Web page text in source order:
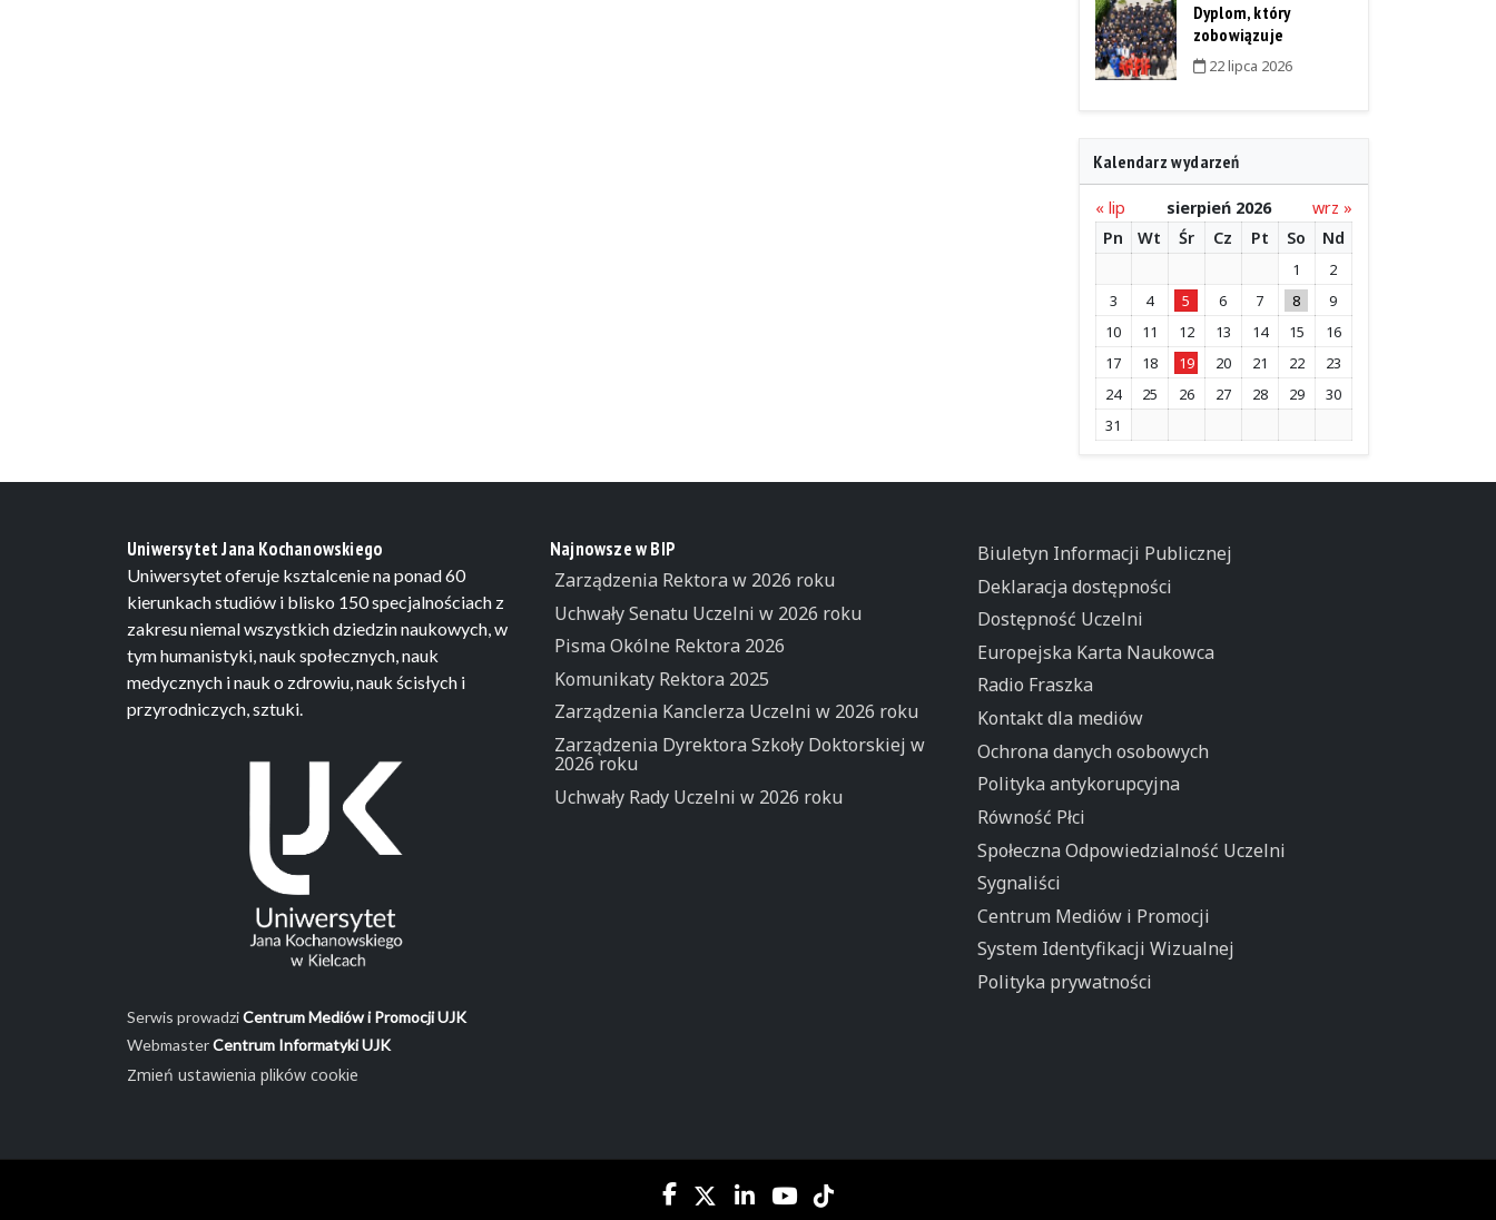
Dyplom, który
zobowiązuje
22 lipca 2026
Kalendarz wydarzeń
« lip sierpień 2026
wrz »
Pn
Wt Śr Cz Pt So Nd
1
2
3
4 5 6 7 8
9
10
11 12 13 14 15
16
17
18 19 20 21 22
23
24
25 26 27 28 29
30
31
Uniwersytet Jana Kochanowskiego
Uniwersytet oferuje ksztalcenie na ponad 60
kierunkach studiów i blisko 150 specjalnościach z
zakresu niemal wszystkich dziedzin naukowych, w
tym humanistyki, nauk społecznych, nauk
medycznych i nauk o zdrowiu, nauk ścisłych i
przyrodniczych, sztuki.
Serwis prowadziCentrum Mediów i Promocji UJK
WebmasterCentrum Informatyki UJK
Zmień ustawienia plików cookie
Najnowsze w BIP
Zarządzenia Rektora w 2026 roku
Uchwały Senatu Uczelni w 2026 roku
Pisma Okólne Rektora 2026
Komunikaty Rektora 2025
Zarządzenia Kanclerza Uczelni w 2026 roku
Zarządzenia Dyrektora Szkoły Doktorskiej w
2026 roku
Uchwały Rady Uczelni w 2026 roku
Biuletyn Informacji Publicznej
Deklaracja dostępności
Dostępność Uczelni
Europejska Karta Naukowca
Radio Fraszka
Kontakt dla mediów
Ochrona danych osobowych
Polityka antykorupcyjna
Równość Płci
Społeczna Odpowiedzialność Uczelni
Sygnaliści
Centrum Mediów i Promocji
System Identyfikacji Wizualnej
Polityka prywatności